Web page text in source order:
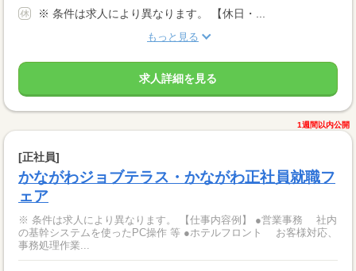
※ 条件は求人により異なります。 【休日・...
もっと見る
求人詳細を見る
1週間以内公開
[正社員]
かながわジョブテラス・かながわ正社員就職フ
ェア
※ 条件は求人により異なります。 【仕事内容例】 ●営業事務 社内
の基幹システムを使ったPC操作 等 ●ホテルフロント お客様対応、
事務処理作業...